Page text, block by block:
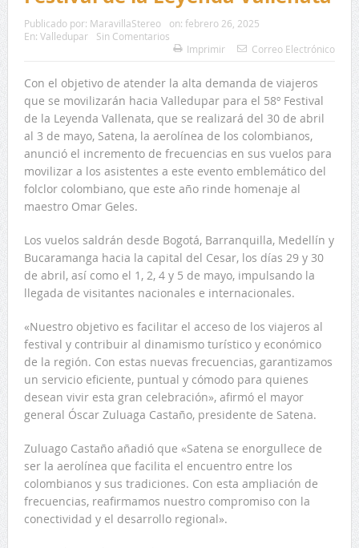
Publicado por: MaravillaStereo on: febrero 26, 2025
En: Valledupar
Sin Comentarios
Imprimir
Correo Electrónico
Con el objetivo de atender la alta demanda de viajeros
que se movilizarán hacia Valledupar para el 58º Festival
de la Leyenda Vallenata, que se realizará del 30 de abril
al 3 de mayo, Satena, la aerolínea de los colombianos,
anunció el incremento de frecuencias en sus vuelos para
movilizar a los asistentes a este evento emblemático del
folclor colombiano, que este año rinde homenaje al
maestro Omar Geles.
Los vuelos saldrán desde Bogotá, Barranquilla, Medellín y
Bucaramanga hacia la capital del Cesar, los días 29 y 30
de abril, así como el 1, 2, 4 y 5 de mayo, impulsando la
llegada de visitantes nacionales e internacionales.
«Nuestro objetivo es facilitar el acceso de los viajeros al
festival y contribuir al dinamismo turístico y económico
de la región. Con estas nuevas frecuencias, garantizamos
un servicio eficiente, puntual y cómodo para quienes
desean vivir esta gran celebración», afirmó el mayor
general Óscar Zuluaga Castaño, presidente de Satena.
Zuluago Castaño añadió que «Satena se enorgullece de
ser la aerolínea que facilita el encuentro entre los
colombianos y sus tradiciones. Con esta ampliación de
frecuencias, reafirmamos nuestro compromiso con la
conectividad y el desarrollo regional».